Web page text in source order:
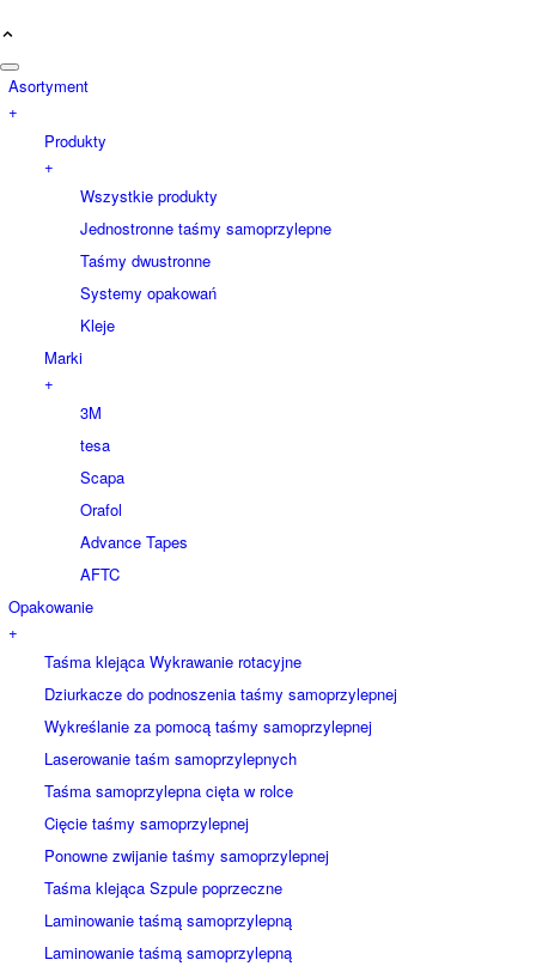
Asortyment
+
Produkty
+
Wszystkie produkty
Jednostronne taśmy samoprzylepne
Taśmy dwustronne
Systemy opakowań
Kleje
Marki
+
3M
tesa
Scapa
Orafol
Advance Tapes
AFTC
Opakowanie
+
Taśma klejąca Wykrawanie rotacyjne
Dziurkacze do podnoszenia taśmy samoprzylepnej
Wykreślanie za pomocą taśmy samoprzylepnej
Laserowanie taśm samoprzylepnych
Taśma samoprzylepna cięta w rolce
Cięcie taśmy samoprzylepnej
Ponowne zwijanie taśmy samoprzylepnej
Taśma klejąca Szpule poprzeczne
Laminowanie taśmą samoprzylepną
Laminowanie taśmą samoprzylepną